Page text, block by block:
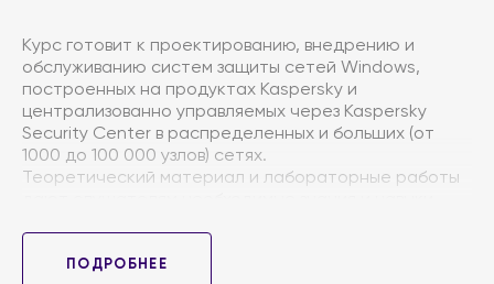
Курс готовит к проектированию, внедрению и
обслуживанию систем защиты сетей Windows,
построенных на продуктах Kaspersky и
централизованно управляемых через Kaspersky
Security Center в распределенных и больших (от
1000 до 100 000 узлов) сетях.
Теоретический материал и лабораторные работы
управления защитой в большой и/или
ПОДРОБНЕЕ